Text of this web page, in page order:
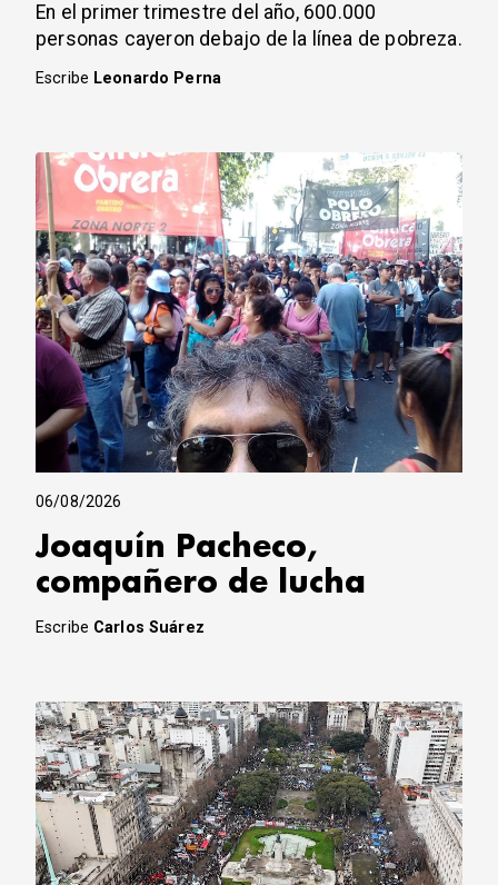
En el primer trimestre del año, 600.000
personas cayeron debajo de la línea de pobreza.
Escribe Leonardo Perna
06/08/2026
Joaquín Pacheco,
compañero de lucha
Escribe Carlos Suárez